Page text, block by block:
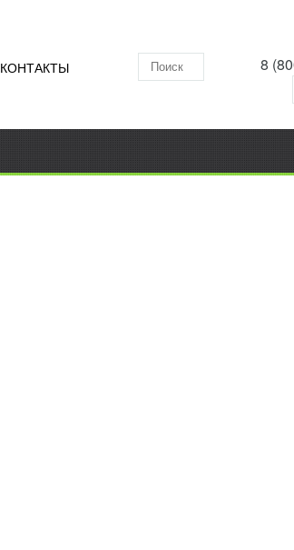
КОНТАКТЫ
8
Поиск по складу